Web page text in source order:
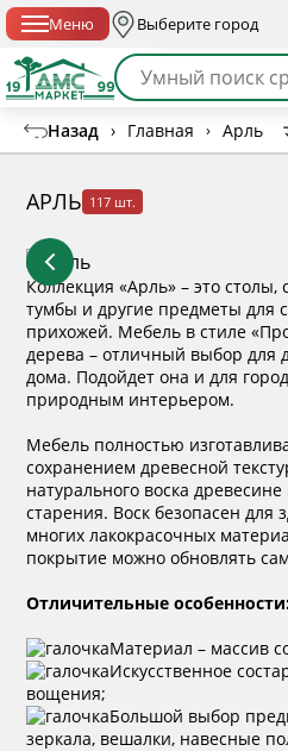
Меню Выберите город
Назад › Главная › Арль
АРЛЬ 117 шт.
Коллекция «Арль» – это
тумбы и другие предметы для
прихожей. Мебель в стиле
дерева – отличный выбор для
дома. Подойдет она и для
природным интерьером.
Мебель полностью
сохранением древесной
натурального воска
старения. Воск безопасен для
многих лакокрасочных
покрытие можно обновлять
Отличительные
Материал – массив
Искусственное
вощения;
Большой выбор
зеркала, вешалки, навесные